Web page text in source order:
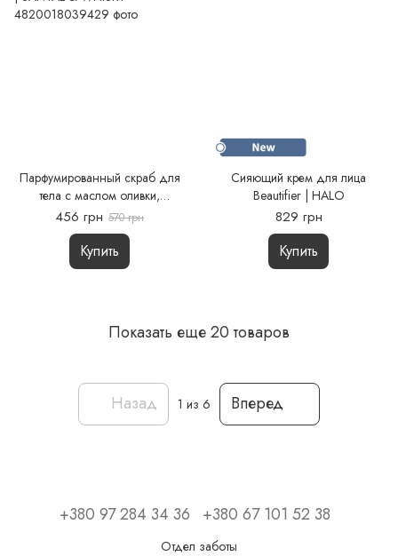
Парфумированный скраб для
тела с маслом оливки,
сорбитолом и экстрактом липы
| SANTAL & WHISKY
456 грн 570 грн
Купить
Сияющий крем для лица
Beautifier | HALO
829 грн
Купить
Показать еще 20 товаров
Назад 1 из 6 Вперед
+380 97 284 34 36 +380 67 101 52 38
Отдел заботы